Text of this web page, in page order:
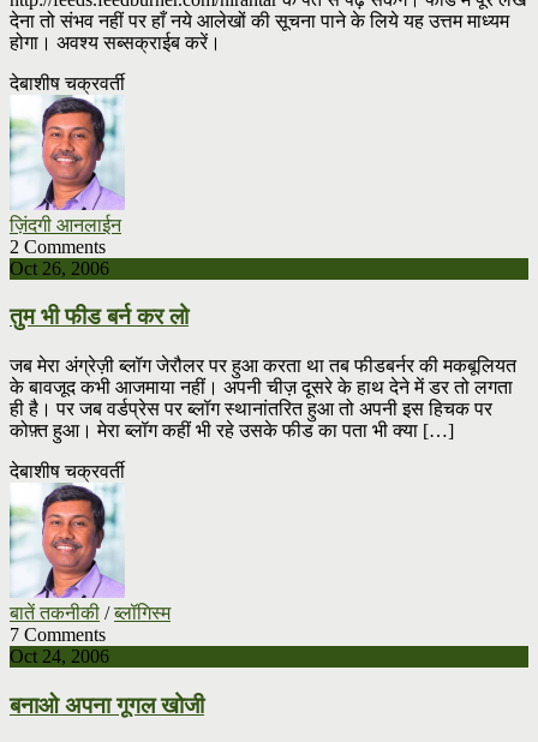
देना तो संभव नहीं पर हाँ नये आलेखों की सूचना पाने के लिये यह उत्तम माध्यम
होगा। अवश्य सब्सक्राईब करें।
देबाशीष चक्रवर्ती
ज़िंदगी आनलाईन
2 Comments
Oct 26, 2006
तुम भी फीड बर्न कर लो
जब मेरा अंग्रेज़ी ब्लॉग जेरौलर पर हुआ करता था तब फीडबर्नर की मकबूलियत
के बावजूद कभी आजमाया नहीं। अपनी चीज़ दूसरे के हाथ देने में डर तो लगता
ही है। पर जब वर्डप्रेस पर ब्लॉग स्थानांतरित हुआ तो अपनी इस हिचक पर
कोफ़्त हुआ। मेरा ब्लॉग कहीं भी रहे उसके फीड का पता भी क्या […]
देबाशीष चक्रवर्ती
बातें तकनीकी /ब्लॉगिस्म
7 Comments
Oct 24, 2006
बनाओ अपना गूगल खोजी